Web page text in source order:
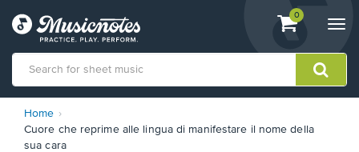
View
shopping
containing
0
Home
Cuore che reprime alle lingua di manifestare il nome della
sua cara